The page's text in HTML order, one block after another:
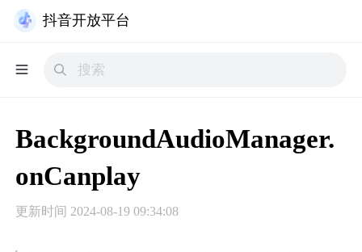
抖音开放平台
BackgroundAudioManager.
onCanplay
更新时间 2024-08-19 09:34:08